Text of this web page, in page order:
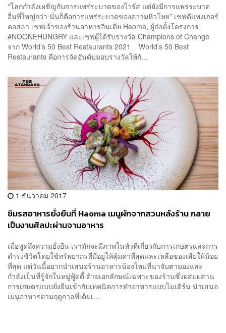
“โลกกำลังเผชิญกับการแพร่ระบาดของไวรัส แต่ยังมีการแพร่ระบาด
อื่นที่ใหญ่กว่า นั่นก็คือการแพร่ระบาดของความหิวโหย” เชฟดีแพงเกอร์
คอสลา เชฟเจ้าของร้านอาหารอินเดีย Haoma, ผู้ก่อตั้งโครงการ
#NOONEHUNGRY และเชฟผู้ได้รับรางวัล Champions of Change
จาก World’s 50 Best Restaurants 2021 World’s 50 Best
Restaurants คือการจัดอันดับมอบรางวัลให้กั...
1 ธันวาคม 2017
ชิมรสอาหารยั่งยืนที่ Haoma เมนูผักจากสวนหลังร้าน กลาย
เป็นงานศิลปะผ่านจานอาหาร
เมื่อพูดถึงความยั่งยืน เรามักจะมีภาพในหัวที่เกี่ยวกับการเกษตรและการ
ดำรงชีวิตโดยใช้ทรัพยากรที่มีอยู่ให้คุ้มค่าที่สุดและเหลือของเสียให้น้อย
ที่สุด แต่วันนี้อยากนำเสนอร้านอาหารน้องใหม่ที่น่าจับตามองและ
กำลังเป็นที่รู้จักในหมู่ฟู้ดดี้ ด้วยเอกลักษณ์เฉพาะของร้านซึ่งผสมผสาน
การเกษตรแบบยั่งยืนเข้ากับเทคนิคการทำอาหารแบบโมเดิร์น นำเสนอ
เมนูอาหารตามฤดูกาลที่เต็มเ...